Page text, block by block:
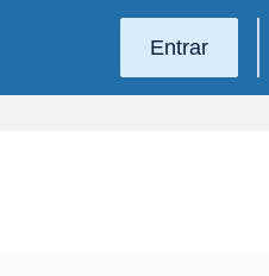
Entrar